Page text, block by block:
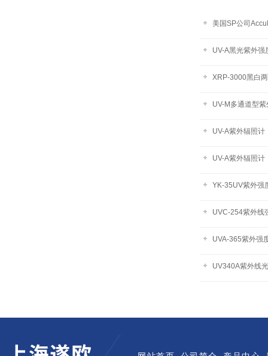
美国SP公司
UV-A黑光紫外强
XRP-3000黑白
UV-M多通道型
UV-A紫外辐照计
UV-A紫外辐照计
YK-35UV紫外强
UVC-254紫外线
UVA-365紫外强
UV340A紫外线